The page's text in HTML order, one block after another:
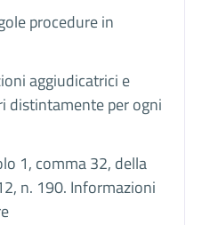
procedure in
aggiudicatrici e
distintamente per ogni
1, comma 32, della
n. 190. Informazioni